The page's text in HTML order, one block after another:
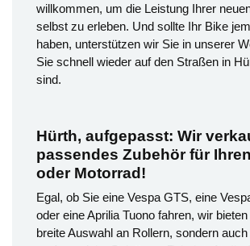
willkommen, um die Leistung Ihrer
selbst zu erleben. Und sollte Ihr Bike
haben, unterstützen wir Sie in unserer
Sie schnell wieder auf den Straßen in
sind.
Hürth, aufgepasst: Wir
passendes Zubehör für
oder Motorrad!
Egal, ob Sie eine Vespa GTS, eine
oder eine Aprilia Tuono fahren, wir
breite Auswahl an Rollern, sondern auch